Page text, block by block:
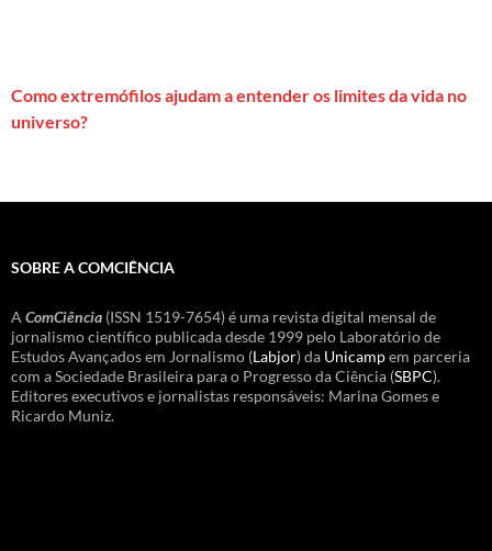
Como extremófilos ajudam a entender os limites da vida no
universo?
SOBRE A COMCIÊNCIA
A ComCiência (ISSN 1519-7654) é uma revista digital mensal de
jornalismo científico publicada desde 1999 pelo Laboratório de
Estudos Avançados em Jornalismo (Labjor) da Unicampem parceria
com a Sociedade Brasileira para o Progresso da Ciência (SBPC).
Editores executivos e jornalistas responsáveis: Marina Gomes e
Ricardo Muniz.